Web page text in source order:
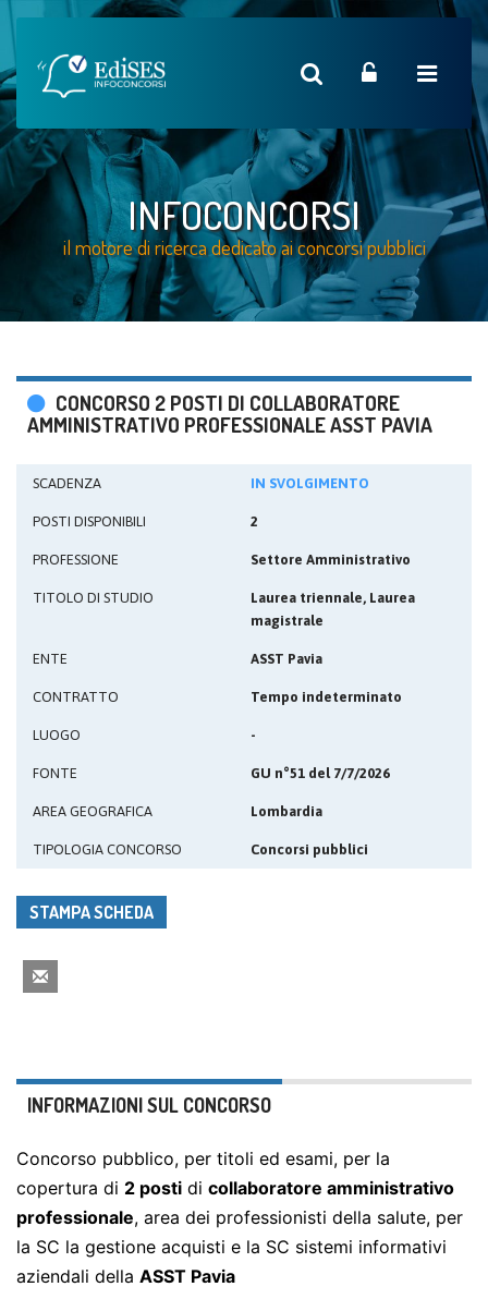
INFOCONCORSI
il motore di ricerca dedicato ai concorsi pubblici
CONCORSO 2 POSTI DI COLLABORATORE
AMMINISTRATIVO PROFESSIONALE ASST PAVIA
SCADENZA IN SVOLGIMENTO
POSTI DISPONIBILI 2
PROFESSIONE Settore Amministrativo
TITOLO DI STUDIO
Laurea triennale, Laurea
magistrale
ENTE ASST Pavia
CONTRATTO Tempo indeterminato
LUOGO -
FONTE GU n°51 del 7/7/2026
AREA GEOGRAFICA Lombardia
TIPOLOGIA CONCORSO Concorsi pubblici
STAMPA SCHEDA
INFORMAZIONI SUL CONCORSO
Concorso pubblico, per titoli ed esami, per la
copertura di 2 posti di collaboratore amministrativo
professionale, area dei professionisti della salute, per
la SC la gestione acquisti e la SC sistemi informativi
aziendali della ASST Pavia